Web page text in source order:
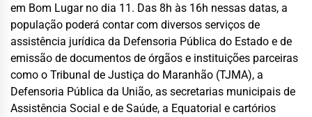
em Bom Lugar no dia 11. Das 8h às 16h nessas datas, a
população poderá contar com diversos serviços de
assistência jurídica da Defensoria Pública do Estado e de
emissão de documentos de órgãos e instituições parceiras
como o Tribunal de Justiça do Maranhão (TJMA), a
Defensoria Pública da União, as secretarias municipais de
Assistência Social e de Saúde, a Equatorial e cartórios